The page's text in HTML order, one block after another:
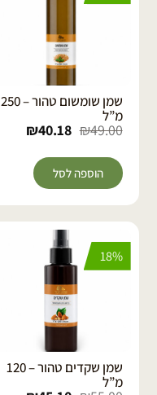
שמן שומשום טהור – 250
מ”ל
₪49.00
₪40.18
הוספה לסל
18%
שמן שקדים טהור – 120
מ”ל